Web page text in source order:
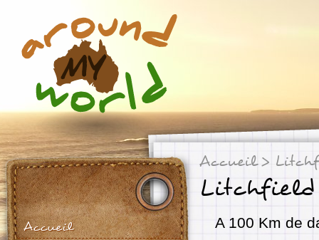
Accueil
Accueil>
Litchfield
A 100 Km de